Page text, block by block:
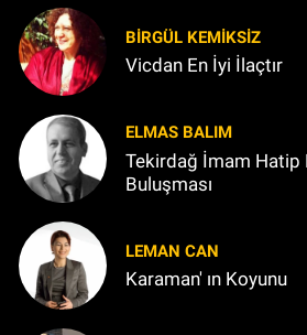
BIRGÜL KEMİKSİZ
Vicdan En İyi İlaçtır
ELMAS BALIM
Tekirdağ İmam Hatip
Buluşması
LEMAN CAN
Karaman' ın Koyunu